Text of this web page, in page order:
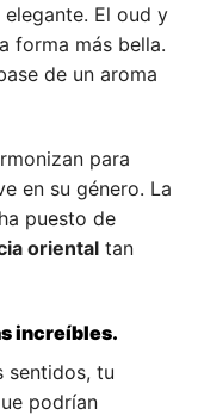
El oud y
forma más bella.
de un aroma
para
en su género. La
puesto de
oriental tan
increíbles.
sentidos, tu
podrían